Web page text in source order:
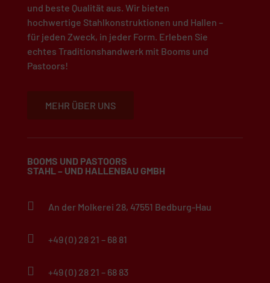
und beste Qualität aus. Wir bieten
hochwertige Stahlkonstruktionen und Hallen –
für jeden Zweck, in jeder Form. Erleben Sie
echtes Traditionshandwerk mit Booms und
Pastoors!
MEHR ÜBER UNS
BOOMS UND PASTOORS
STAHL – UND HALLENBAU GMBH
An der Molkerei 28, 47551 Bedburg-Hau
+49 (0) 28 21 – 68 81
+49 (0) 28 21 – 68 83